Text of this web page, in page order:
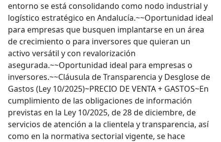
entorno se está consolidando como nodo industrial y
logístico estratégico en Andalucía.~~Oportunidad ideal
para empresas que busquen implantarse en un área
de crecimiento o para inversores que quieran un
activo versátil y con revalorización
asegurada.~~Oportunidad ideal para empresas o
inversores.~~Cláusula de Transparencia y Desglose de
Gastos (Ley 10/2025)~PRECIO DE VENTA + GASTOS~En
cumplimiento de las obligaciones de información
previstas en la Ley 10/2025, de 28 de diciembre, de
servicios de atención a la clientela y transparencia, así
como en la normativa sectorial vigente, se hace